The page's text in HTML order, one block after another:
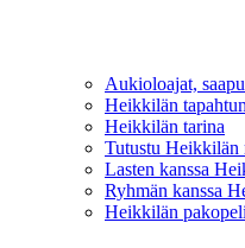
Aukioloajat,
Heikkilän
Heikkilän tarina
Tutustu Heikkilän
Lasten kanssa
Ryhmän kanssa
Heikkilän